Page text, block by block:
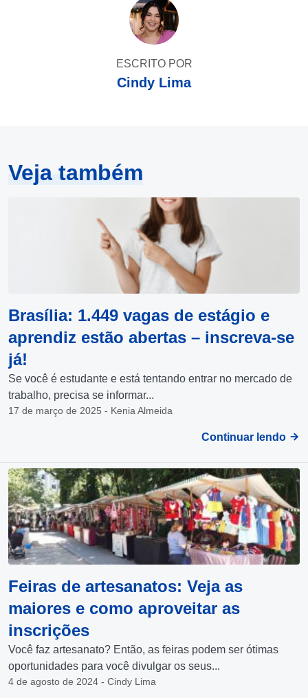
ESCRITO POR
Cindy Lima
Veja também
Brasília: 1.449 vagas de estágio e
aprendiz estão abertas – inscreva-se
já!
Se você é estudante e está tentando entrar no mercado de
trabalho, precisa se informar...
17 de março de 2025 - Kenia Almeida
Continuar lendo
Feiras de artesanatos: Veja as
maiores e como aproveitar as
inscrições
Você faz artesanato? Então, as feiras podem ser ótimas
oportunidades para você divulgar os seus...
4 de agosto de 2024 - Cindy Lima